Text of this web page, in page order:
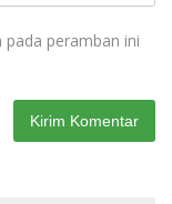
peramban ini